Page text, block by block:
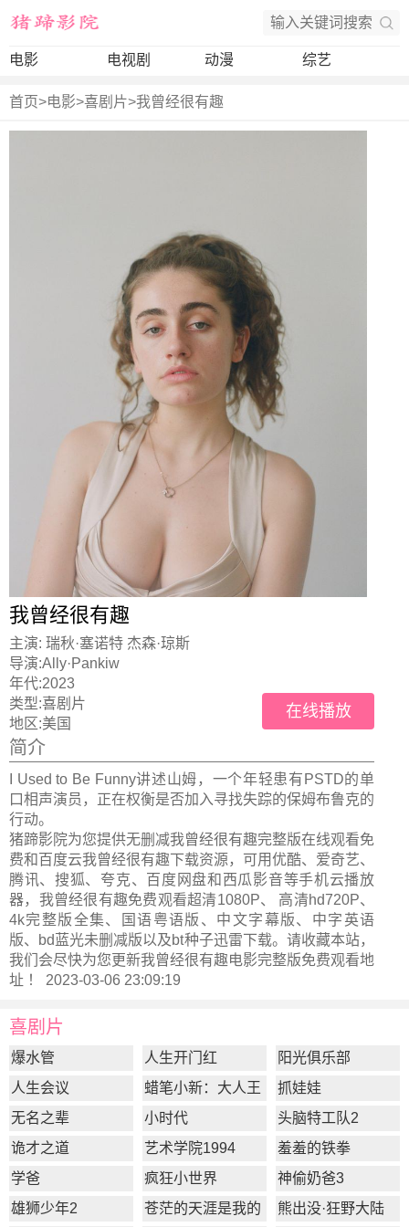
电影 电视剧 动漫 综艺
首页>电影>喜剧片>我曾经很有趣
我曾经很有趣
主演: 瑞秋·塞诺特 杰森·琼斯
导演:Ally·Pankiw
年代:2023
类型:喜剧片
地区:美国
在线播放
简介
I Used to Be Funny讲述山姆，一个年轻患有PSTD的单
口相声演员，正在权衡是否加入寻找失踪的保姆布鲁克的
行动。
猪蹄影院为您提供无删减我曾经很有趣完整版在线观看免
费和百度云我曾经很有趣下载资源，可用优酷、爱奇艺、
腾讯、搜狐、夸克、百度网盘和西瓜影音等手机云播放
器，我曾经很有趣免费观看超清1080P、 高清hd720P、
4k完整版全集、国语粤语版、中文字幕版、中字英语
版、bd蓝光未删减版以及bt种子迅雷下载。请收藏本站，
我们会尽快为您更新我曾经很有趣电影完整版免费观看地
址 ！ 2023-03-06 23:09:19
喜剧片
爆水管 人生开门红
阳光俱乐部
人生会议
蜡笔小新：大人王
国的反击
抓娃娃
无名之辈
小时代
头脑特工队2
诡才之道
艺术学院1994
羞羞的铁拳
学爸
疯狂小世界
神偷奶爸3
雄狮少年2
苍茫的天涯是我的
熊出没·狂野大陆